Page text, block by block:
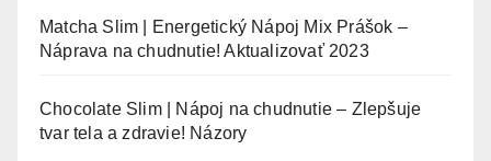
Matcha Slim | Energetický Nápoj Mix Prášok –
Náprava na chudnutie! Aktualizovať 2023
Chocolate Slim | Nápoj na chudnutie – Zlepšuje
tvar tela a zdravie! Názory